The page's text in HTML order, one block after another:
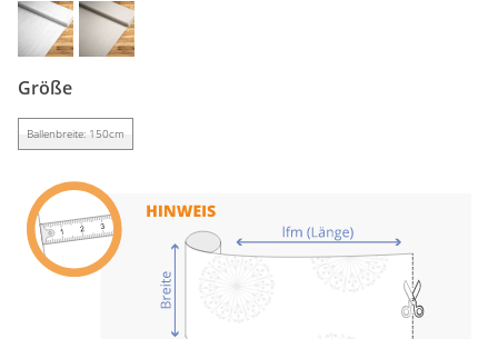
Gardinenstange
Stoffe
Panneaux
Größe
Ballenbreite: 150cm